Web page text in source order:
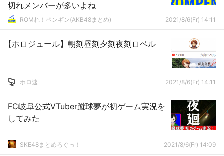
切れメンバーが多いよね
ROMれ！ペンギン(AKB48まとめ) 2021/8/6(Fr) 14:11
【ホロジュール】朝刻昼刻夕刻夜刻ロベル
ホロ速 2021/8/6(Fr) 14:11
FC岐阜公式VTuber蹴球夢が初ゲーム実況を
してみた
SKE48まとめろぐっ！ 2021/8/6(Fr) 14:09